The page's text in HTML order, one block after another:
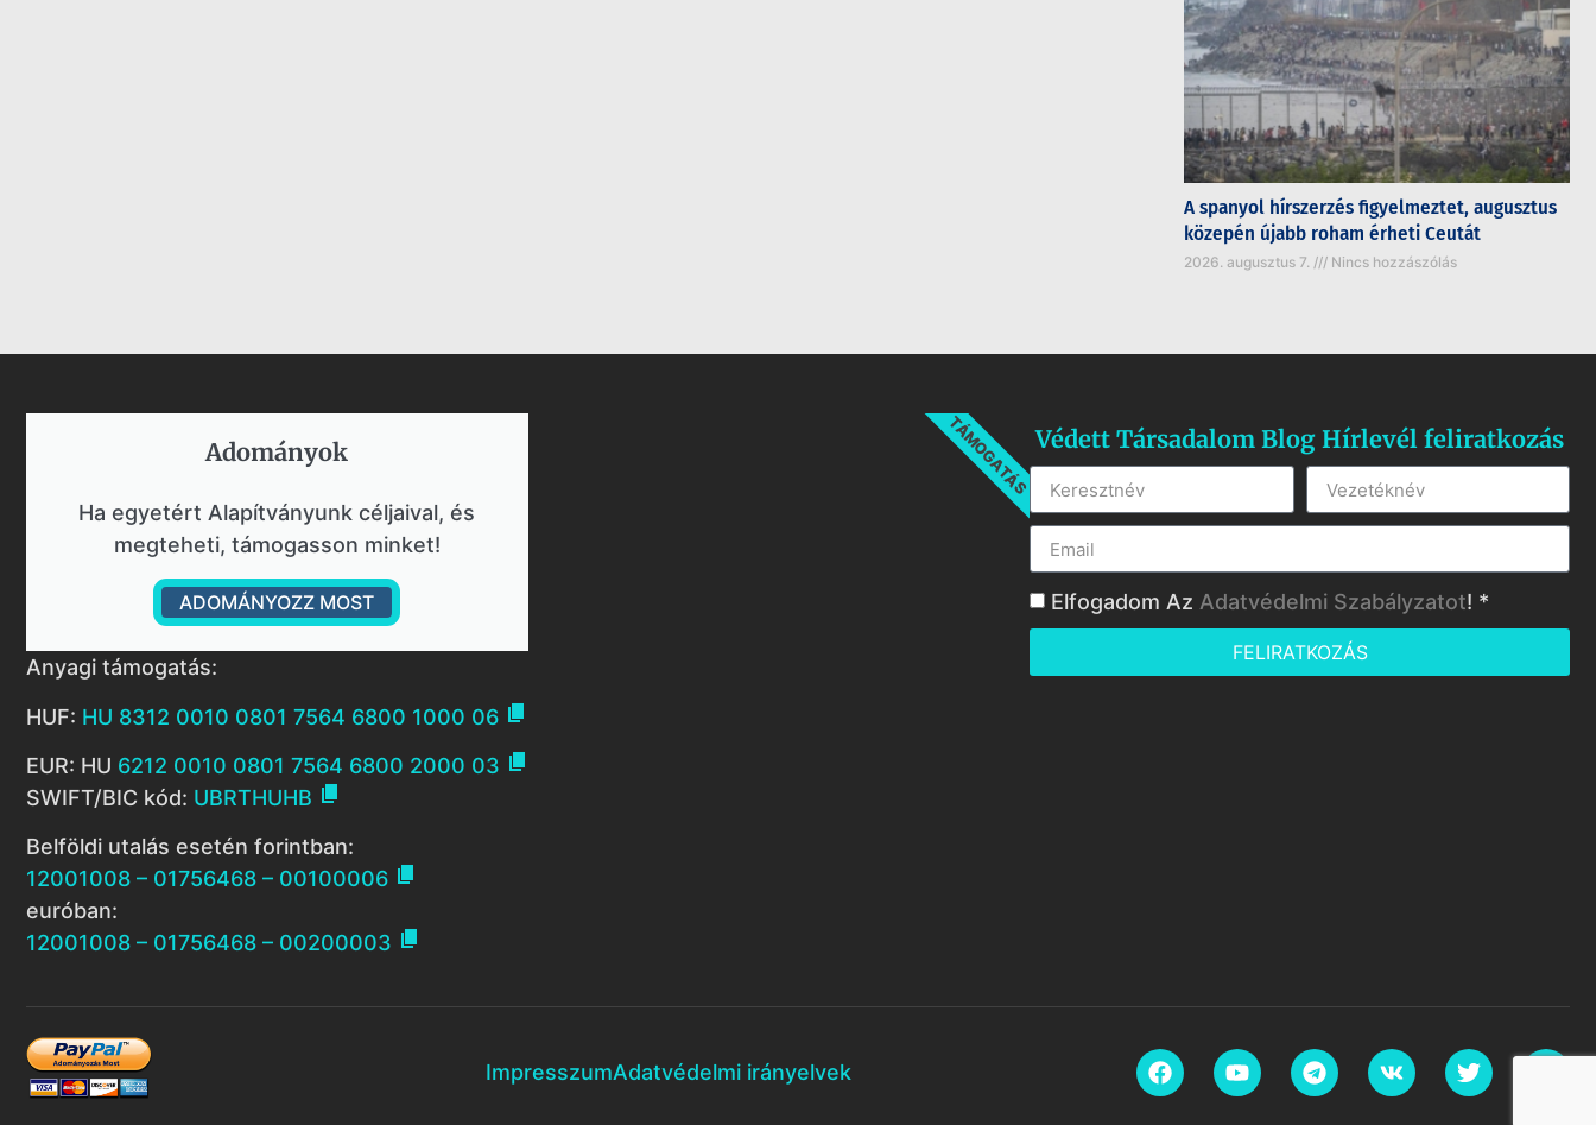
A spanyol hírszerzés figyelmeztet, augusztus
közepén újabb roham érheti Ceutát
2026. augusztus 7. Nincs hozzászólás
Adományok​
Ha egyetért Alapítványunk céljaival, és
megteheti, támogasson minket!
ADOMÁNYOZZ MOST
TÁMOGATÁS
Anyagi támogatás:
HUF: HU 8312 0010 0801 7564 6800 1000 06 
EUR: HU 6212 0010 0801 7564 6800 2000 03 
SWIFT/BIC kód: UBRTHUHB 
Belföldi utalás esetén forintban:
12001008 – 01756468 – 00100006 
euróban:
12001008 – 01756468 – 00200003 
Védett Társadalom Blog Hírlevél feliratkozás
Elfogadom Az Adatvédelmi Szabályzatot! *
FELIRATKOZÁS
ImpresszumAdatvédelmi irányelvek